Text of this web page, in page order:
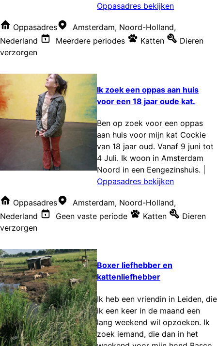
Oppasadres bekijken
Oppasadres
Amsterdam, Noord-Holland,
Nederland
Meerdere periodes Katten
Dieren
verzorgen
Ik zoek een oppas aan huis
voor een 18 jaar oude kat.
Ben op zoek voor een oppas
aan huis voor mijn kat Cockie
van 18 jaar oud. Vanaf 9 juni tot
4 Juli. Ik woon in Amsterdam
Noord in een Eengezinshuis.
Oppasadres bekijken
Oppasadres
Amsterdam, Noord-Holland,
Nederland
Geen vaste periode Katten
Dieren
verzorgen
Boxer liefhebber en
kattenliefhebber
Ik heb een vriendin in Leiden, die
ik een keer in de maand een
lang weekend wil opzoeken. Ik
zoek iemand, die dan in het